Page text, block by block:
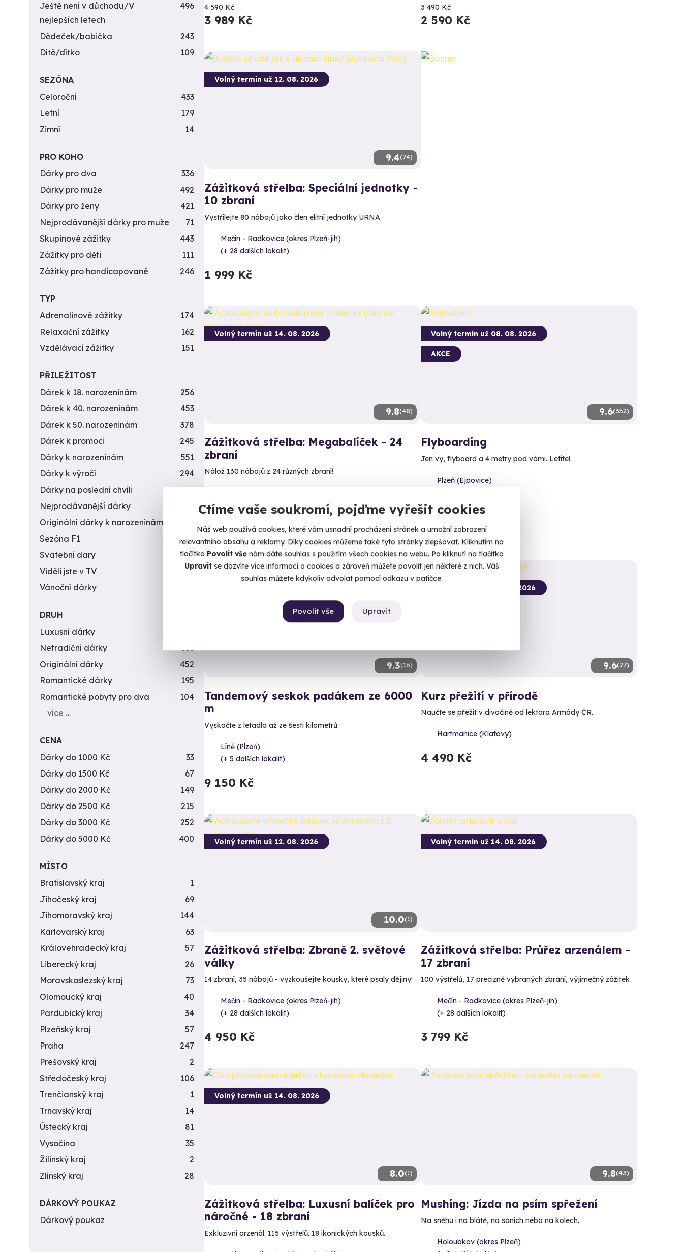
Ctíme vaše soukromí, pojďme vyřešit cookies
Náš web používá cookies, které vám usnadní procházení stránek a umožní zobrazení
relevantního obsahu a reklamy. Díky cookies můžeme také tyto stránky zlepšovat. Kliknutím na
tlačítko Povolit vše nám dáte souhlas s použitím všech cookies na webu. Po kliknutí na tlačítko
Upravitse dozvíte více informací o cookies a zároveň můžete povolit jen některé z nich. Váš
souhlas můžete kdykoliv odvolat pomocí odkazu v patičce.
Upravit
Povolit vše
4 590 Kč
3 989 Kč
3 490 Kč
2 590 Kč
9.4(74)
Volný termín už 12. 08. 2026
Zážitková střelba: Speciální jednotky -
10 zbraní
Vystřílejte 80 nábojů jako člen elitní jednotky URNA.
Mečín - Radkovice (okres Plzeň-jih)
(+ 28 dalších lokalit)
1 999 Kč
9.8(48)
Volný termín už 14. 08. 2026
Zážitková střelba: Megabalíček - 24
zbraní
Nálož 130 nábojů z 24 různých zbraní!
(+ 28 dalších lokalit)
4 999 Kč
9.6(352)
Volný termín už 08. 08. 2026
AKCE
Flyboarding
Jen vy, flyboard a 4 metry pod vámi. Letíte!
Plzeň (Ejpovice)
1 590 Kč
9.3(16)
Tandemový seskok padákem ze 6000
m
Vyskočte z letadla až ze šesti kilometrů.
Líně (Plzeň)
(+ 5 dalších lokalit)
9 150 Kč
9.6(77)
Volný termín už 09. 10. 2026
Kurz přežití v přírodě
Naučte se přežít v divočině od lektora Armády ČR.
Hartmanice (Klatovy)
4 490 Kč
10.0(1)
Volný termín už 12. 08. 2026
Zážitková střelba: Zbraně 2. světové
války
14 zbraní, 35 nábojů - vyzkoušejte kousky, které psaly dějiny!
Mečín - Radkovice (okres Plzeň-jih)
(+ 28 dalších lokalit)
4 950 Kč
Volný termín už 14. 08. 2026
Zážitková střelba: Průřez arzenálem -
17 zbraní
100 výstřelů, 17 precizně vybraných zbraní, výjimečný zážitek
Mečín - Radkovice (okres Plzeň-jih)
(+ 28 dalších lokalit)
3 799 Kč
8.0(1)
Volný termín už 14. 08. 2026
Zážitková střelba: Luxusní balíček pro
náročné - 18 zbraní
Exkluzivní arzenál. 115 výstřelů. 18 ikonických kousků.
9.8(43)
Mushing: Jízda na psím spřežení
Na sněhu i na blátě, na saních nebo na kolech.
Holoubkov (okres Plzeň)
Ještě není v důchodu/V
nejlepších letech
496
Dědeček/babička
243
Dítě/dítko
109
SEZÓNA
Celoroční
433
Letní
179
Zimní
14
PRO KOHO
Dárky pro dva
336
Dárky pro muže
492
Dárky pro ženy
421
Nejprodávanější dárky pro muže
71
Skupinové zážitky
443
Zážitky pro děti
111
Zážitky pro handicapované
246
TYP
Adrenalinové zážitky
174
Relaxační zážitky
162
Vzdělávací zážitky
151
PŘILEŽITOST
Dárek k 18. narozeninám
256
Dárek k 40. narozeninám
453
Dárek k 50. narozeninám
378
Dárek k promoci
245
Dárky k narozeninám
551
Dárky k výročí
294
Dárky na poslední chvíli
450
Nejprodávanější dárky
Originální dárky k narozeninám
Sezóna F1
4
Svatební dary
196
Viděli jste v TV
31
Vánoční dárky
DRUH
Luxusní dárky
Netradiční dárky
353
Originální dárky
452
Romantické dárky
195
Romantické pobyty pro dva
104
více …
CENA
Dárky do 1000 Kč
33
Dárky do 1500 Kč
67
Dárky do 2000 Kč
149
Dárky do 2500 Kč
215
Dárky do 3000 Kč
252
Dárky do 5000 Kč
400
MÍSTO
Bratislavský kraj
1
Jihočeský kraj
69
Jihomoravský kraj
144
Karlovarský kraj
63
Královehradecký kraj
57
Liberecký kraj
26
Moravskoslezský kraj
73
Olomoucký kraj
40
Pardubický kraj
34
Plzeňský kraj
57
Praha
247
Prešovský kraj
2
Středočeský kraj
106
Trenčianský kraj
1
Trnavský kraj
14
Ústecký kraj
81
Vysočina
35
Žilinský kraj
2
Zlínský kraj
28
DÁRKOVÝ POUKAZ
Dárkový poukaz